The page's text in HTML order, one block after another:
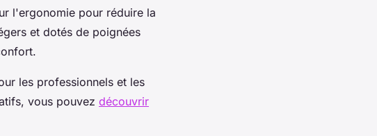
l'ergonomie pour réduire la
et dotés de poignées
les professionnels et les
vous pouvez découvrir